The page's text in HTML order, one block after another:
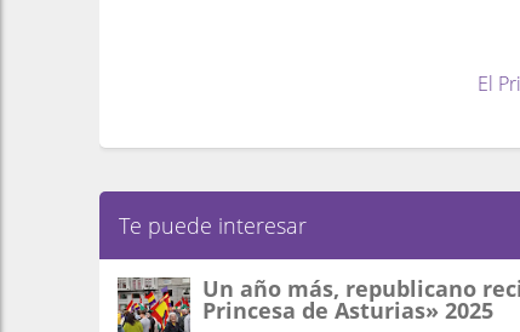
El
Te puede interesar
Un año más, republicano
Princesa de Asturias» 2025